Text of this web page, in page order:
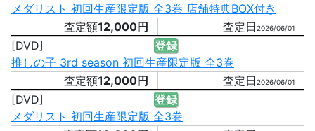
メダリスト 初回生産限定版 全3巻 店舗特典BOX付き
12,000円
2026/06/01
[DVD]
登録
推しの子 3rd season 初回生産限定版 全3巻
12,000円
2026/06/01
[DVD]
登録
メダリスト 初回生産限定版 全3巻